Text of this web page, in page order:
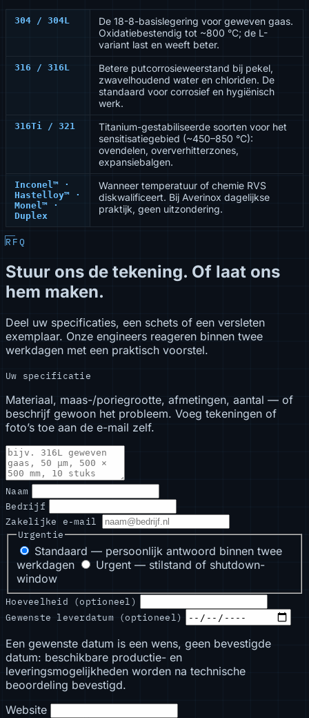
304 / 304L
De 18-8-basislegering voor geweven gaas.
Oxidatiebestendig tot ~800 °C; de L-
variant last en weeft beter.
316 / 316L
Betere putcorrosieweerstand bij pekel,
zwavelhoudend water en chloriden. De
standaard voor corrosief en hygiënisch
werk.
316Ti / 321
Titanium-gestabiliseerde soorten voor het
sensitisatiegebied (~450–850 °C):
ovendelen, oververhitterzones,
expansiebalgen.
Inconel™ ·
Hastelloy™ ·
Monel™ ·
Duplex
Wanneer temperatuur of chemie RVS
diskwalificeert. Bij Averinox dagelijkse
praktijk, geen uitzondering.
RFQ
Stuur ons de tekening. Of laat ons
hem maken.
Deel uw specificaties, een schets of een versleten
exemplaar. Onze engineers reageren binnen twee
werkdagen met een praktisch voorstel.
Uw specificatie
Materiaal, maas-/poriegrootte, afmetingen, aantal — of
beschrijf gewoon het probleem. Voeg tekeningen of
foto’s toe aan de e-mail zelf.
Naam
Bedrijf
Zakelijke e-mail
Urgentie
Standaard — persoonlijk antwoord binnen twee
werkdagen
Urgent — stilstand of shutdown-
window
Hoeveelheid (optioneel)
Gewenste leverdatum (optioneel)
Een gewenste datum is een wens, geen bevestigde
datum: beschikbare productie- en
leveringsmogelijkheden worden na technische
beoordeling bevestigd.
Website